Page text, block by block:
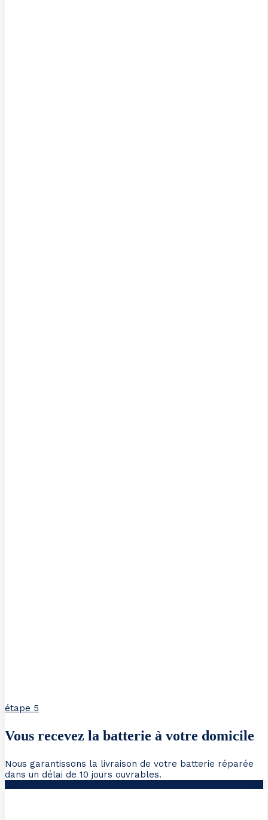
étape 5
Vous recevez la batterie à votre domicile
Nous garantissons la livraison de votre batterie réparée
dans un délai de 10 jours ouvrables.